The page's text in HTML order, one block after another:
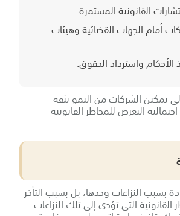
القانونية المستمرة.
أمام الجهات القضائية وهيئات
الأحكام واسترداد الحقوق.
تمكين الشركات من النمو بثقة
التعرض للمخاطر القانونية
بسبب النزاعات وحدها، بل بسبب التأخر
التي تؤدي إلى تلك النزاعات.